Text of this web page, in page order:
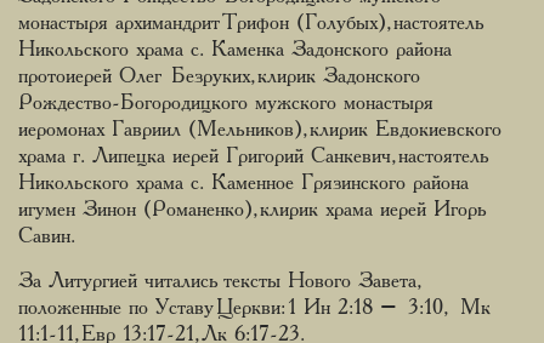
монастыря архимандрит Трифон (Голубых), настоятель
Никольского храма с. Каменка Задонского района
протоиерей Олег Безруких, клирик Задонского
Рождество-Богородицкого мужского монастыря
иеромонах Гавриил (Мельников), клирик Евдокиевского
храма г. Липецка иерей Григорий Санкевич, настоятель
Никольского храма с. Каменное Грязинского района
игумен Зинон (Романенко), клирик храма иерей Игорь
Савин.
За Литургией читались тексты Нового Завета,
положенные по Уставу Церкви: 1 Ин 2:18 – 3:10, Мк
11:1-11, Евр 13:17-21, Лк 6:17-23.